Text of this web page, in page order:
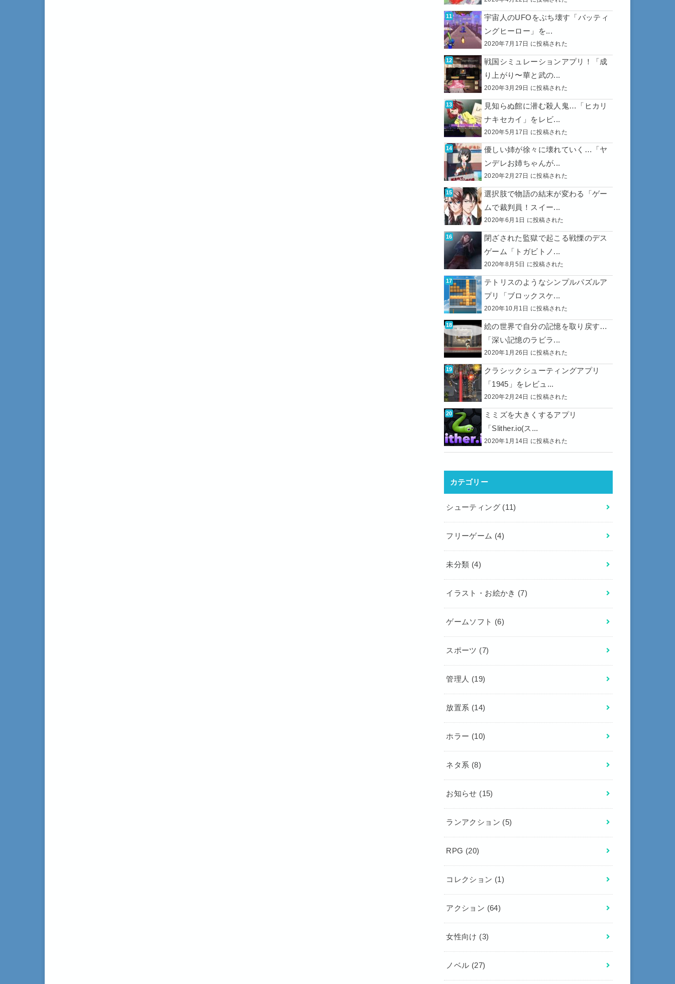
宇宙人のUFOをぶち壊す「バッティ
ングヒーロー」を...
2020年7月17日 に投稿された
戦国シミュレーションアプリ！「成
り上がり〜華と武の...
2020年3月29日 に投稿された
見知らぬ館に潜む殺人鬼…「ヒカリ
ナキセカイ」をレビ...
2020年5月17日 に投稿された
優しい姉が徐々に壊れていく…「ヤ
ンデレお姉ちゃんが...
2020年2月27日 に投稿された
選択肢で物語の結末が変わる「ゲー
ムで裁判員！スイー...
2020年6月1日 に投稿された
閉ざされた監獄で起こる戦慄のデス
ゲーム「トガビトノ...
2020年8月5日 に投稿された
テトリスのようなシンプルパズルア
プリ「ブロックスケ...
2020年10月1日 に投稿された
絵の世界で自分の記憶を取り戻す…
「深い記憶のラビラ...
2020年1月26日 に投稿された
クラシックシューティングアプリ
「1945」をレビュ...
2020年2月24日 に投稿された
ミミズを大きくするアプリ
「Slither.io(ス...
2020年1月14日 に投稿された
カテゴリー
シューティング (11)
フリーゲーム (4)
未分類 (4)
イラスト・お絵かき (7)
ゲームソフト (6)
スポーツ (7)
管理人 (19)
放置系 (14)
ホラー (10)
ネタ系 (8)
お知らせ (15)
ランアクション (5)
RPG (20)
コレクション (1)
アクション (64)
女性向け (3)
ノベル (27)